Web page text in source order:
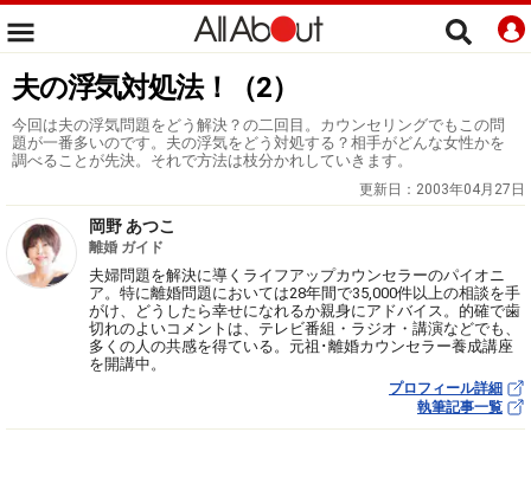
夫の浮気対処法！（2）
今回は夫の浮気問題をどう解決？の二回目。カウンセリングでもこの問
題が一番多いのです。夫の浮気をどう対処する？相手がどんな女性かを
調べることが先決。それで方法は枝分かれしていきます。
更新日： 2003年04月27日
岡野 あつこ
離婚 ガイド
夫婦問題を解決に導くライフアップカウンセラーのパイオニ
ア。特に離婚問題においては28年間で35,000件以上の相談を手
がけ、どうしたら幸せになれるか親身にアドバイス。的確で歯
切れのよいコメントは、テレビ番組・ラジオ・講演などでも、
多くの人の共感を得ている。元祖･離婚カウンセラー養成講座
を開講中。
プロフィール詳細
執筆記事一覧